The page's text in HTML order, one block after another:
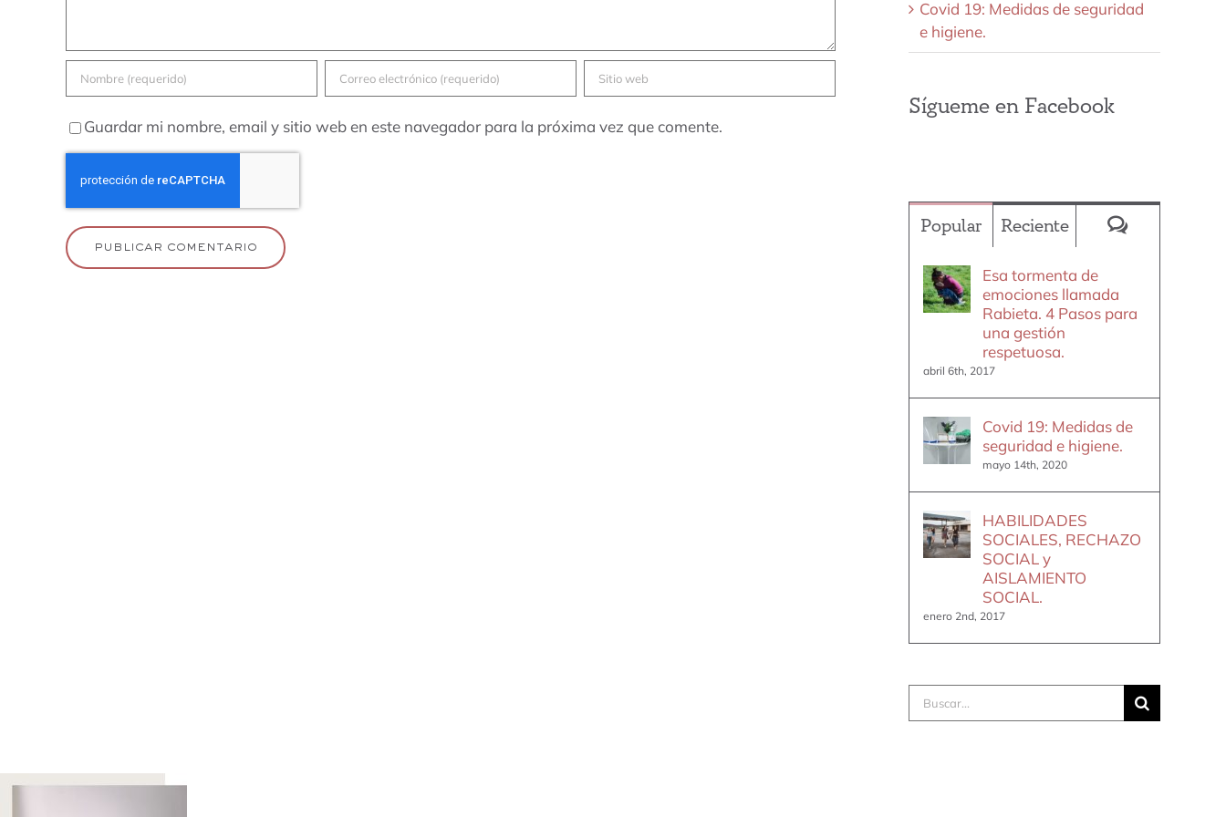
Guardar mi nombre, email y sitio web en este navegador para la próxima vez que comente.
Covid 19: Medidas de seguridad
e higiene.
Sígueme en Facebook
Popular Reciente
Esa tormenta de
emociones llamada
Rabieta. 4 Pasos para
una gestión
respetuosa.
abril 6th, 2017
Covid 19: Medidas de
seguridad e higiene.
mayo 14th, 2020
HABILIDADES
SOCIALES, RECHAZO
SOCIAL y
AISLAMIENTO
SOCIAL.
enero 2nd, 2017
Buscar: